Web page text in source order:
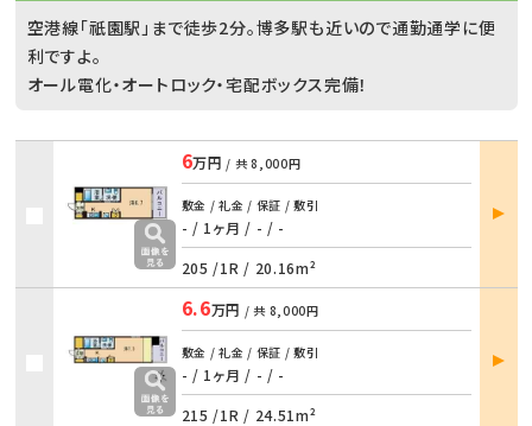
空港線「祇園駅」まで徒歩2分。博多駅も近いので通勤通学に便
利ですよ。
オール電化・オートロック・宅配ボックス完備！
6万円 / 共 8,000円
敷金 / 礼金 / 保証 / 敷引
- / 1ヶ月 / - / -
205 /1R / 20.16m²
部屋
詳細
6.6万円 / 共 8,000円
敷金 / 礼金 / 保証 / 敷引
- / 1ヶ月 / - / -
215 /1R / 24.51m²
部屋
詳細